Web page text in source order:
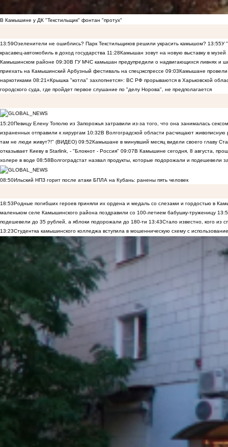
В Камышине у ДК "Текстильщик" фонтан "протух"
13:59Озеленители не ошиблись? Парк Текстильщиков решили украсить камышом? 13:55У
красавец-автомобиль в доход государства 11:28Камышан зовут на новую выставку в музей
Камышинском районе 09:30В ГУ МЧС камышан предупредили о надвигающихся ливнях и
приехать на Камышинский Арбузный фестиваль на спецэкспрессе 09:03Камышане провели
наркотиками 08:21«Крышка "котла" захлопнется»: ВС РФ прорываются в Харьковской
городского суда, где пройдет первое слушание по "делу Норова", не предполагается
15:20Певицу Елену Тополю из Запорожья затравили из-за того, что она занималась
израненных отправили к хирургам 10:32В Волгоградской области расчищают
там не люди живут?!" (ВИДЕО) 09:52Камышане в минувший месяц видели своего главу
отказывает Киеву в Starlink, - "Блокнот - Россия" 09:07В Камышине сегодня, 8 августа,
холере в воде 08:58Волгоградстат назвал продукты, которые подорожали и подешевели
08:50Ильский НПЗ горит после атаки БПЛА на Кубань: ранены пять человек
18:53Родные погибших героев приняли их ордена и медаль со слезами и гордостью в
маленьком селе Камышинского района поздравили со 100-летием бабушку-труженицу
подешевели до 35 рублей, а яблоки подорожали до 180-ти 13:43Стало известно, кого из
13:23Студентка камышинского колледжа вступила в мошенническую схему с